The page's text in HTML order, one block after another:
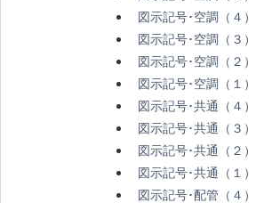
図示記号･空調（４）
図示記号･空調（３）
図示記号･空調（２）
図示記号･空調（１）
図示記号･共通（４）
図示記号･共通（３）
図示記号･共通（２）
図示記号･共通（１）
図示記号･配管（４）